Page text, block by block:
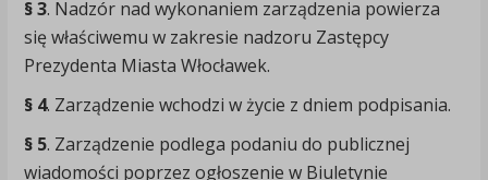
§ 3. Nadzór nad wykonaniem zarządzenia powierza
się właściwemu w zakresie nadzoru Zastępcy
Prezydenta Miasta Włocławek.
§ 4. Zarządzenie wchodzi w życie z dniem podpisania.
§ 5. Zarządzenie podlega podaniu do publicznej
wiadomości poprzez ogłoszenie w Biuletynie